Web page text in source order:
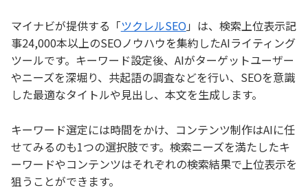
マイナビが提供する「ツクレルSEO 」は、検索上位表示記
事24,000本以上のSEOノウハウを集約したAIライティング
ツールです。キーワード設定後、AIがターゲットユーザー
やニーズを深堀り、共起語の調査などを行い、SEOを意識
した最適なタイトルや見出し、本文を生成します。
キーワード選定には時間をかけ、コンテンツ制作はAIに任
せてみるのも1つの選択肢です。検索ニーズを満たしたキ
ーワードやコンテンツはそれぞれの検索結果で上位表示を
狙うことができます。